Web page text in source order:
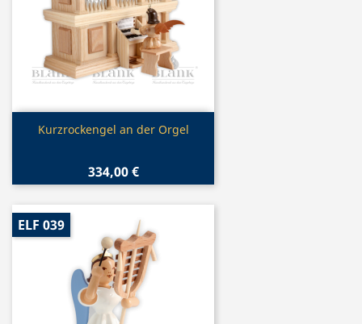
Vorschau
Kurzrockengel an der Orgel
334,00 €
ELF 039